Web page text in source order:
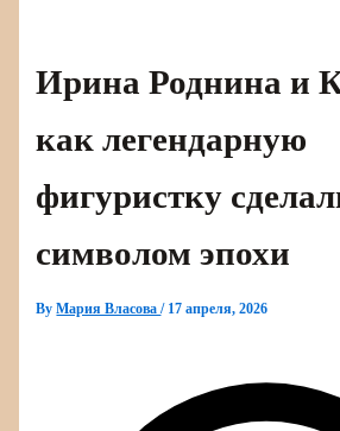
Ирина Роднина и
как легендарную
фигуристку
символом эпохи
ByМария Власова/ 17 апреля, 2026